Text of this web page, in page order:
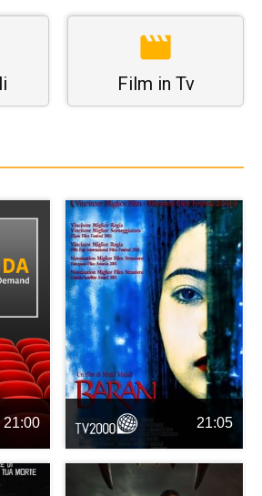
Film in Tv
21:00 21:05